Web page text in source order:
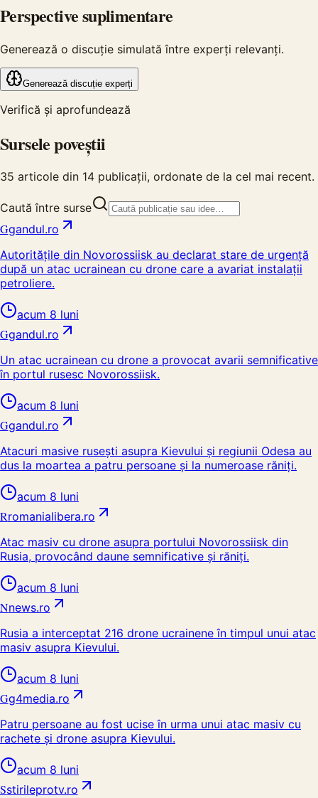
Perspective suplimentare
Generează o discuție simulată între experți relevanți.
Generează discuție experți
Verifică și aprofundează
Sursele poveștii
35 articole din 14 publicații, ordonate de la cel mai recent.
Caută între surse
Ggandul.ro
Autoritățile din Novorossiisk au declarat stare de urgență
după un atac ucrainean cu drone care a avariat instalații
petroliere.
acum 8 luni
Ggandul.ro
Un atac ucrainean cu drone a provocat avarii semnificative
în portul rusesc Novorossiisk.
acum 8 luni
Ggandul.ro
Atacuri masive rusești asupra Kievului și regiunii Odesa au
dus la moartea a patru persoane și la numeroase răniți.
acum 8 luni
Rromanialibera.ro
Atac masiv cu drone asupra portului Novorossiisk din
Rusia, provocând daune semnificative și răniți.
acum 8 luni
Nnews.ro
Rusia a interceptat 216 drone ucrainene în timpul unui atac
masiv asupra Kievului.
acum 8 luni
Gg4media.ro
Patru persoane au fost ucise în urma unui atac masiv cu
rachete și drone asupra Kievului.
acum 8 luni
Sstirileprotv.ro